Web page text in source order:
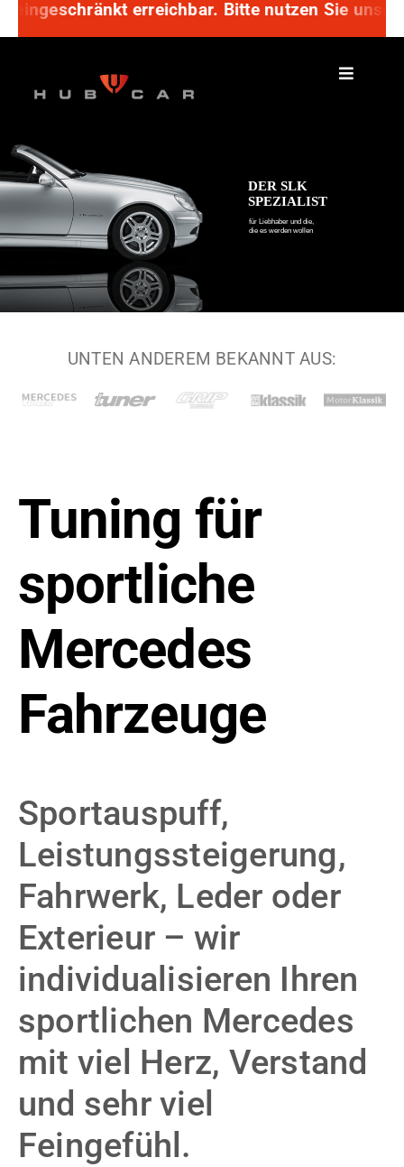
Zum
springen
erreichbar. Bitte nutzen Sie unser
UNTEN ANDEREM BEKANNT AUS:
Tuning für
sportliche
Mercedes
Fahrzeuge
Sportauspuff,
Leistungssteigerung,
Fahrwerk, Leder oder
Exterieur – wir
individualisieren Ihren
sportlichen Mercedes
mit viel Herz, Verstand
und sehr viel
Feingefühl.